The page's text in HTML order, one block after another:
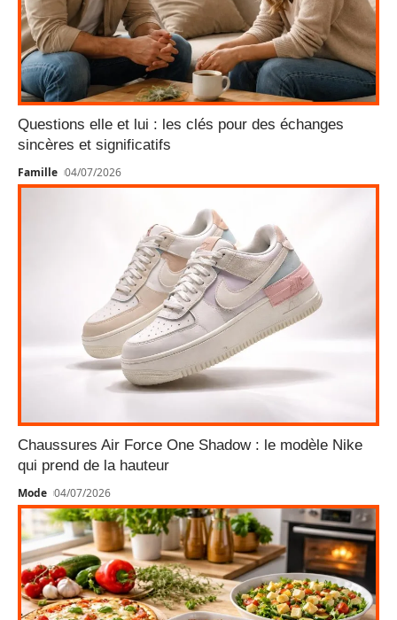
Questions elle et lui : les clés pour des échanges
sincères et significatifs
Famille 04/07/2026
Chaussures Air Force One Shadow : le modèle Nike
qui prend de la hauteur
Mode 04/07/2026